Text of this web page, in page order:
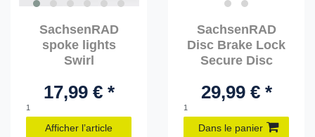
SachsenRAD
spoke lights
Swirl
17,99 € *
1
Afficher l’article
SachsenRAD
Disc Brake Lock
Secure Disc
29,99 € *
1
Dans le panier